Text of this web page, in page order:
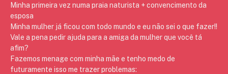
Minha primeira vez numa praia naturista + convencimento da
esposa
Minha mulher já ficou com todo mundo e eu não sei o que fazer!!
Vale a pena pedir ajuda para a amiga da mulher que você tá
afim?
Fazemos menage com minha mãe e tenho medo de
futuramente isso me trazer problemas: